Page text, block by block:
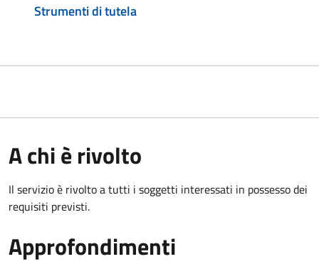
Strumenti di tutela
A chi è rivolto
Il servizio è rivolto a tutti i soggetti interessati in possesso dei
requisiti previsti.
Approfondimenti